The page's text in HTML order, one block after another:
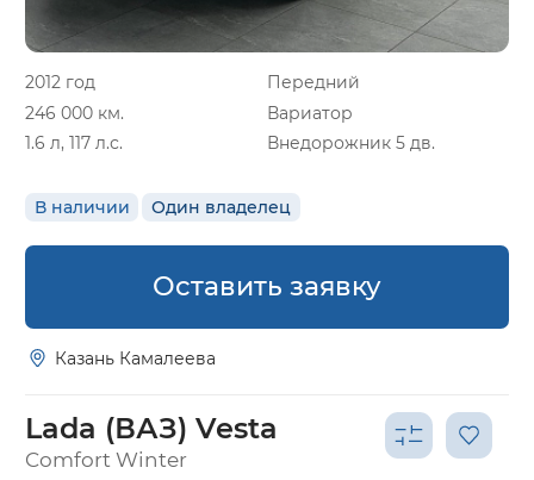
2012 год
Передний
246 000 км.
Вариатор
1.6 л, 117 л.с.
Внедорожник 5 дв.
В наличии Один владелец
Оставить заявку
Казань Камалеева
Lada (ВАЗ) Vesta
Comfort Winter